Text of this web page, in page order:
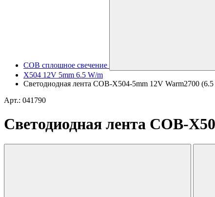
COB сплошное свечение
X504 12V 5mm 6.5 W/m
Светодиодная лента COB-X504-5mm 12V Warm2700
Арт.: 041790
Светодиодная лента COB-